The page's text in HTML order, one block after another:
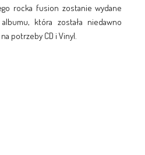
rocka fusion zostanie wydane
która została niedawno
potrzeby CD i Vinyl.